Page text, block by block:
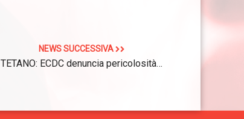
NEWS SUCCESSIVA
TETANO: ECDC denuncia pericolosità…